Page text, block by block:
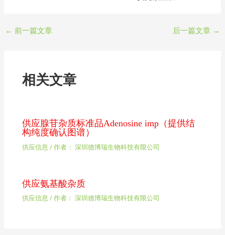
← 前一篇文章 后一篇文章 →
相关文章
供应腺苷杂质标准品Adenosine imp（提供结
构纯度确认图谱）
供应信息 / 作者： 深圳德博瑞生物科技有限公司
供应氨基酸杂质
供应信息 / 作者： 深圳德博瑞生物科技有限公司